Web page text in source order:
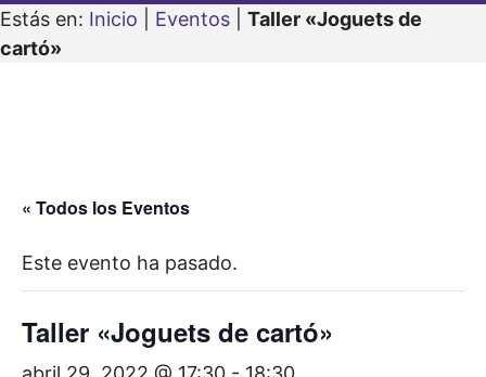
Estás en: Inicio Eventos
Taller «Joguets de
cartó»
« Todos los Eventos
Este evento ha pasado.
Taller «Joguets de cartó»